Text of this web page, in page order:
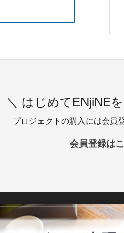
＼ はじめてENjiNE
プロジェクトの購入には会員
会員登録は